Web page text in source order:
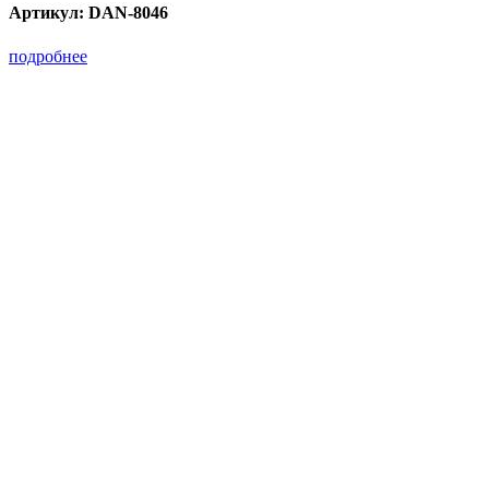
Артикул: DAN-8046
подробнее